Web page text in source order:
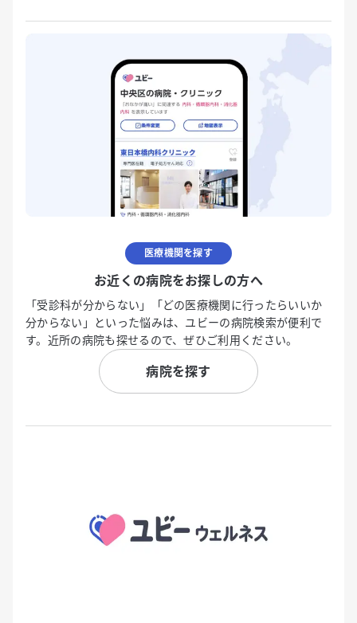
医療機関を探す
お近くの病院をお探しの方へ
「受診科が分からない」「どの医療機関に行ったらいいか
分からない」といった悩みは、ユビーの病院検索が便利で
す。近所の病院も探せるので、ぜひご利用ください。
病院を探す